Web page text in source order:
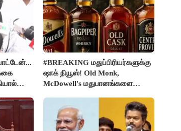
#BREAKING மதுப்பிரியர்களுக்கு
ஷாக் நியூஸ்! Old Monk,
McDowell's மதுபானங்களை